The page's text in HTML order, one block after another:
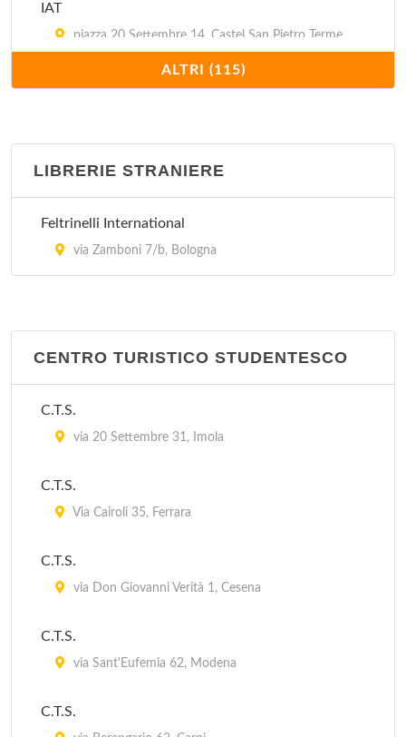
IAT
piazza 20 Settembre 14, Castel San Pietro Terme
IAT
via Cavicchini 13, Goro
via Fiorentina 38, Bagno di Romagna
ALTRI (115)
LIBRERIE STRANIERE
Feltrinelli International
via Zamboni 7/b, Bologna
CENTRO TURISTICO STUDENTESCO
C.T.S.
via 20 Settembre 31, Imola
C.T.S.
Via Cairoli 35, Ferrara
C.T.S.
via Don Giovanni Verità 1, Cesena
C.T.S.
via Sant'Eufemia 62, Modena
C.T.S.